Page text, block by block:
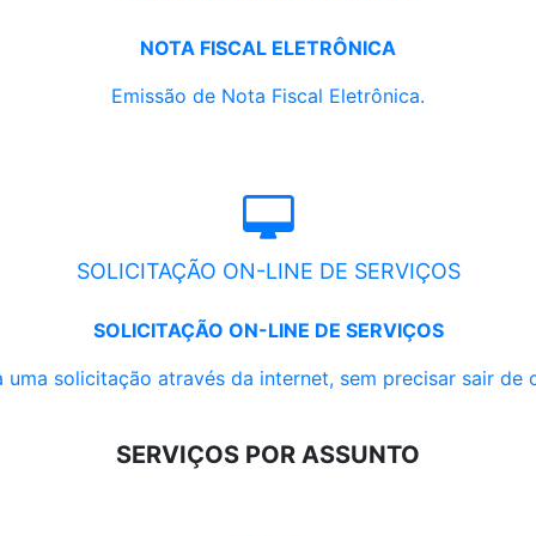
NOTA FISCAL ELETRÔNICA
Emissão de Nota Fiscal Eletrônica.
SOLICITAÇÃO ON-LINE DE SERVIÇOS
SOLICITAÇÃO ON-LINE DE SERVIÇOS
uma solicitação através da internet, sem precisar sair de
SERVIÇOS POR ASSUNTO